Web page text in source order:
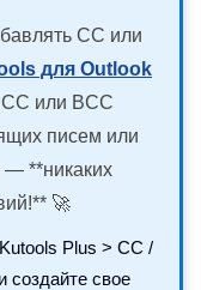
CC или
для Outlook
CC или BCC
писем или
— **никаких
🚀
Plus > CC /
создайте свое